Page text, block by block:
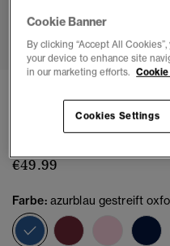
1
Elastikbund
(7)
€49.99
Farbe: azurblau gestreift
Ausgewählt
Cookie Banner
By clicking “Accept All
your device to enhance site
in our marketing efforts.
Cookies Settings